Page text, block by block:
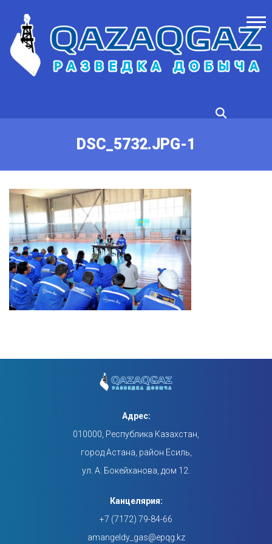
DSC_5732.JPG-1
Адрес:
010000, Республика Казахстан,
город Астана, район Есиль,
ул. А. Бокейханова, дом 12.
Канцелярия:
+7 (7172) 79-84-66
amangeldy_gas@epqg.kz